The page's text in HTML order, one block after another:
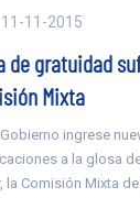
11-11-2015
de gratuidad
Mixta
ingrese
a la glosa
la Comisión Mixta